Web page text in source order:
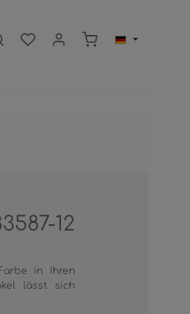
12
in Ihren
lässt sich